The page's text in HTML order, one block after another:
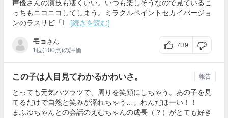
声優さんの演技も凄くいい。いつも楽しそうなので見ているこ
っちもニコニコしてしまう。ミラクルペイントセカイバージョ
ンのラスサビ「I
[続きを読む]
モョ さん
1位(100点)の評価
439
この子は人目見てわかるかわいさ。
とっても元気ハツラツで、周りを笑顔にしちゃう。あの子を見
てるだけで自然と笑みが溺れちゃう…。わんだほーい！！
まふゆちゃんとの会話のえむちゃんの成長（？）がとても好き
報告